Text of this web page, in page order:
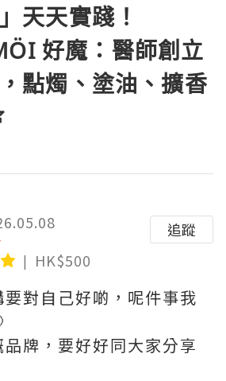
天天實踐！
好魔：醫師創立
點燭、塗油、擴香
HK$500
追蹤
對自己好啲，呢件事我
牌，要好好同大家分享